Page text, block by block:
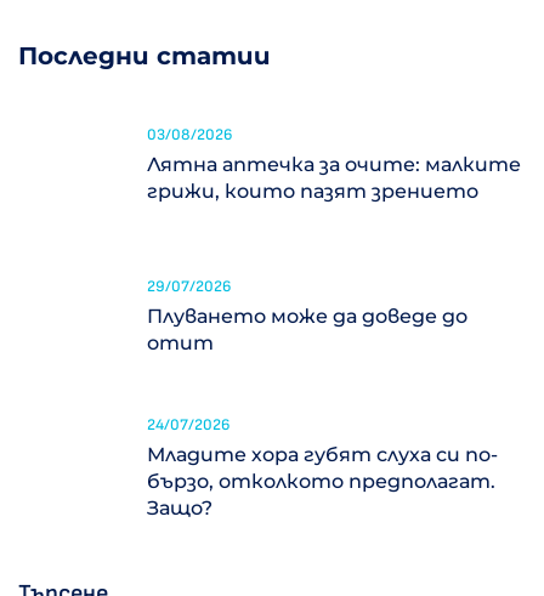
Последни статии
03/08/2026
Лятна аптечка за очите: малките
грижи, които пазят зрението
29/07/2026
Плуването може да доведе до
отит
24/07/2026
Младите хора губят слуха си по-
бързо, отколкото предполагат.
Защо?